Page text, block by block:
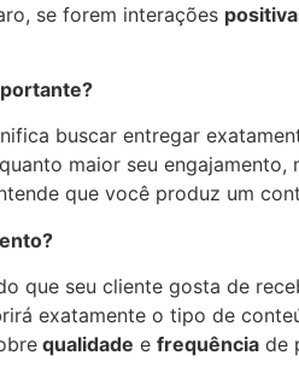
se forem interações
buscar entregar
maior seu
que você produz um
que seu cliente gosta de
exatamente o tipo de
qualidade e frequência de